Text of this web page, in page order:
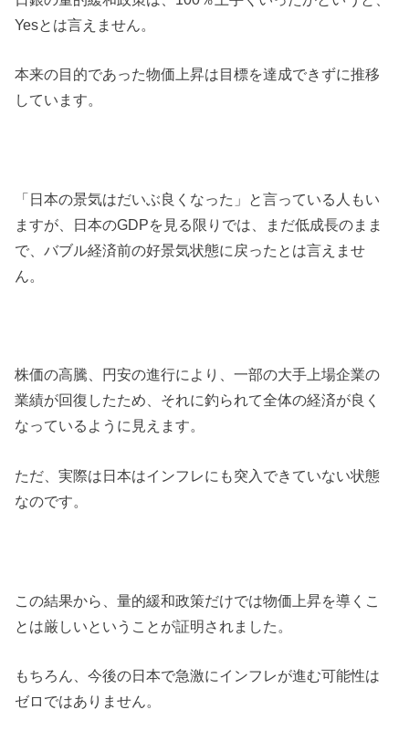
Yesとは言えません。
本来の目的であった物価上昇は目標を達成できずに推移
しています。
「日本の景気はだいぶ良くなった」と言っている人もい
ますが、日本のGDPを見る限りでは、まだ低成長のまま
で、バブル経済前の好景気状態に戻ったとは言えませ
ん。
株価の高騰、円安の進行により、一部の大手上場企業の
業績が回復したため、それに釣られて全体の経済が良く
なっているように見えます。
ただ、実際は日本はインフレにも突入できていない状態
なのです。
この結果から、量的緩和政策だけでは物価上昇を導くこ
とは厳しいということが証明されました。
もちろん、今後の日本で急激にインフレが進む可能性は
ゼロではありません。